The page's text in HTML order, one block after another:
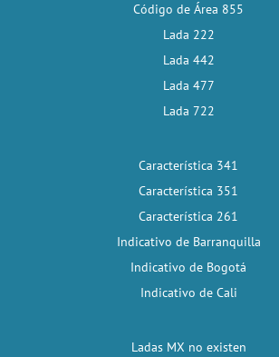
Código de Área 855
Lada 222
Lada 442
Lada 477
Lada 722
Característica 341
Característica 351
Característica 261
Indicativo de Barranquilla
Indicativo de Bogotá
Indicativo de Cali
Ladas MX no existen